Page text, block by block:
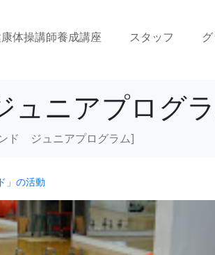
体操講師養成講座 スタッフ
ニアプログ
ド ジュニアプログラム]
」の活動